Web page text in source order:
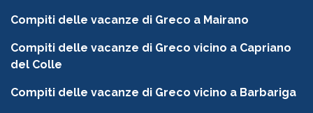
Compiti delle vacanze di Greco a Mairano
Compiti delle vacanze di Greco vicino a Capriano
del Colle
Compiti delle vacanze di Greco vicino a Barbariga